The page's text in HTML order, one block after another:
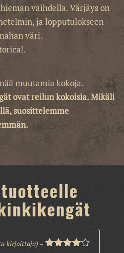
vaihdella. Värjäys on
ja lopputulokseen
väri.
muutamia kokoja.
ovat reilun kokoisia. Mikäli
suosittelemme
kirjoittaja) –